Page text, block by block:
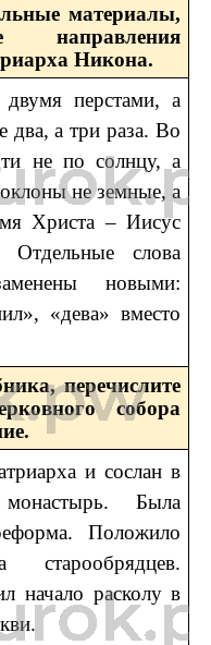
материалы,
направления
Никона.
двумя перстами, а
два, а три раза. Во
не по солнцу, а
не земные, а
Христа – Иисус
слова
новыми:
«дева» вместо
перечислите
собора
и сослан в
Была
Положило
начало расколу в